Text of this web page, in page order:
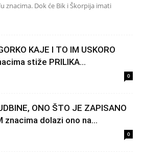
znacima. Dok će Bik i Škorpija imati
KAJE I TO IM USKORO
stiže PRILIKA...
0
ONO ŠTO JE ZAPISANO
znacima dolazi ono na...
0